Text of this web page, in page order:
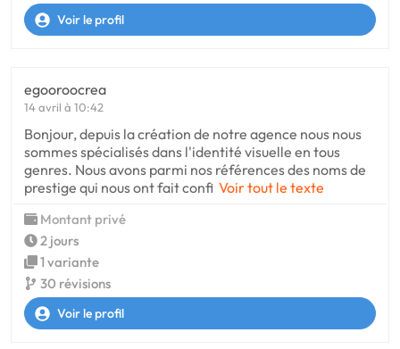
Voir le profil
egooroocrea
14 avril à 10:42
Bonjour, depuis la création de notre agence nous nous
sommes spécialisés dans l'identité visuelle en tous
genres. Nous avons parmi nos références des noms de
prestige qui nous ont fait confi Voir tout le texte
Montant privé
2 jours
1 variante
30 révisions
Voir le profil